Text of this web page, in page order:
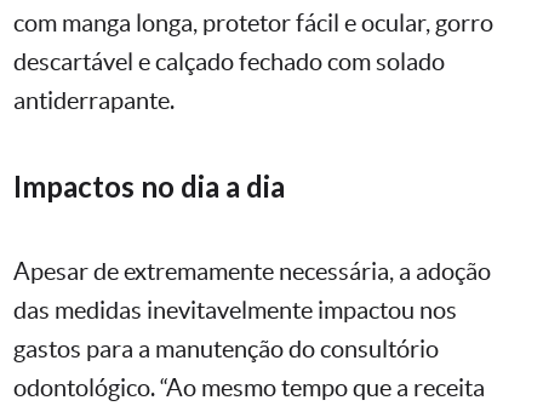
com manga longa, protetor fácil e ocular, gorro
descartável e calçado fechado com solado
antiderrapante.
Impactos no dia a dia
Apesar de extremamente necessária, a adoção
das medidas inevitavelmente impactou nos
gastos para a manutenção do consultório
odontológico. “Ao mesmo tempo que a receita